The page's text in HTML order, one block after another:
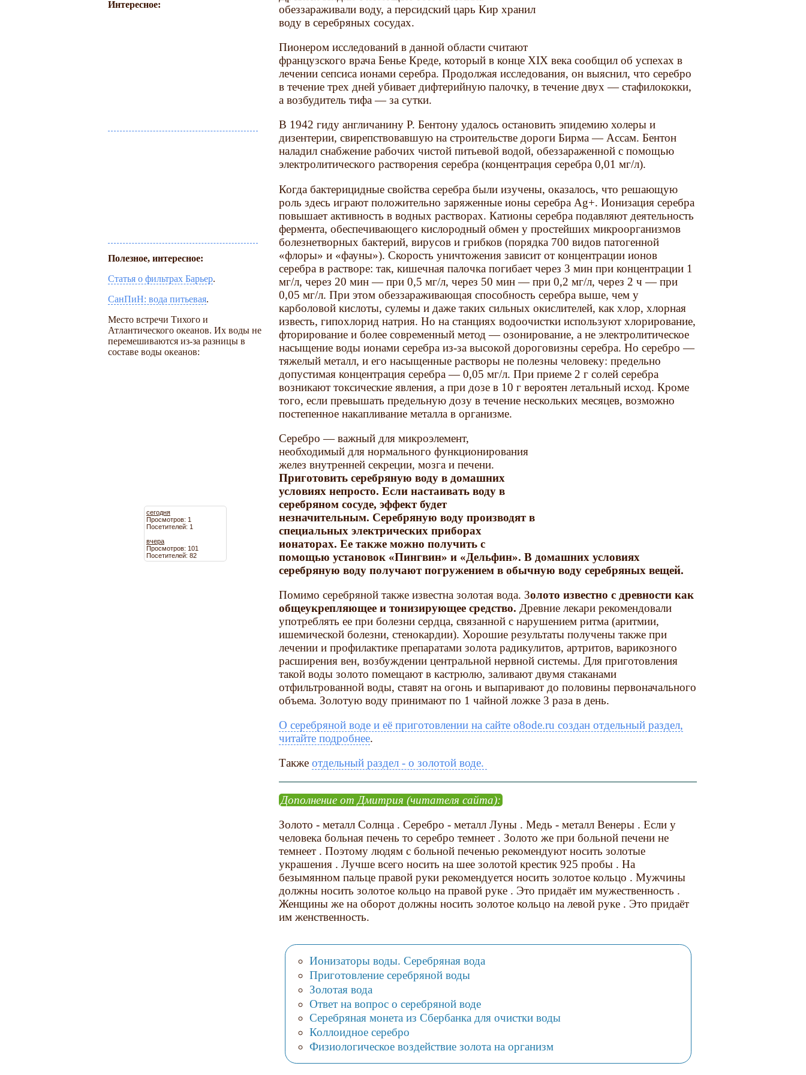
Интересное:
Полезное, интересное:
Статья о фильтрах Барьер.
СанПиН: вода питьевая.
Место встречи Тихого и
Атлантического океанов. Их воды не
перемешиваются из-за разницы в
составе воды океанов:
сегодня
Просмотров: 1
Посетителей: 1
вчера
Просмотров: 101
Посетителей: 82
обеззараживали воду, а персидский царь Кир хранил
воду в серебряных сосудах.
Пионером исследований в данной области считают
французского врача Бенье Креде, который в конце XIX века сообщил об успехах в
лечении сепсиса ионами серебра. Продолжая исследования, он выяснил, что серебро
в течение трех дней убивает дифтерийную палочку, в течение двух — стафилококки,
а возбудитель тифа — за сутки.
В 1942 гиду англичанину Р. Бентону удалось остановить эпидемию холеры и
дизентерии, свирепствовавшую на строительстве дороги Бирма — Ассам. Бентон
наладил снабжение рабочих чистой питьевой водой, обеззараженной с помощью
электролитического растворения серебра (концентрация серебра 0,01 мг/л).
Когда бактерицидные свойства серебра были изучены, оказалось, что решающую
роль здесь играют положительно заряженные ионы серебра Ag+. Ионизация серебра
повышает активность в водных растворах. Катионы серебра подавляют деятельность
фермента, обеспечивающего кислородный обмен у простейших микроорганизмов
болезнетворных бактерий, вирусов и грибков (порядка 700 видов патогенной
«флоры» и «фауны»). Скорость уничтожения зависит от концентрации ионов
серебра в растворе: так, кишечная палочка погибает через 3 мин при концентрации 1
мг/л, через 20 мин — при 0,5 мг/л, через 50 мин — при 0,2 мг/л, через 2 ч — при
0,05 мг/л. При этом обеззараживающая способность серебра выше, чем у
карболовой кислоты, сулемы и даже таких сильных окислителей, как хлор, хлорная
известь, гипохлорид натрия. Но на станциях водоочистки используют хлорирование,
фторирование и более современный метод — озонирование, а не электролитическое
насыщение воды ионами серебра из-за высокой дороговизны серебра. Но серебро —
тяжелый металл, и его насыщенные растворы не полезны человеку: предельно
допустимая концентрация серебра — 0,05 мг/л. При приеме 2 г солей серебра
возникают токсические явления, а при дозе в 10 г вероятен летальный исход. Кроме
того, если превышать предельную дозу в течение нескольких месяцев, возможно
постепенное накапливание металла в организме.
Серебро — важный для микроэлемент,
необходимый для нормального функционирования
желез внутренней секреции, мозга и печени.
Приготовить серебряную воду в домашних
условиях непросто. Если настаивать воду в
серебряном сосуде, эффект будет
незначительным. Серебряную воду производят в
специальных электрических приборах
ионаторах. Ее также можно получить с
помощью установок «Пингвин» и «Дельфин». В домашних условиях
серебряную воду получают погружением в обычную воду серебряных вещей.
Помимо серебряной также известна золотая вода. Золото известно с древности как
общеукрепляющее и тонизирующее средство. Древние лекари рекомендовали
употреблять ее при болезни сердца, связанной с нарушением ритма (аритмии,
ишемической болезни, стенокардии). Хорошие результаты получены также при
лечении и профилактике препаратами золота радикулитов, артритов, варикозного
расширения вен, возбуждении центральной нервной системы. Для приготовления
такой воды золото помещают в кастрюлю, заливают двумя стаканами
отфильтрованной воды, ставят на огонь и выпаривают до половины первоначального
объема. Золотую воду принимают по 1 чайной ложке 3 раза в день.
О серебряной воде и её приготовлении на сайте o8ode.ru создан отдельный раздел,
читайте подробнее.
Такжеотдельный раздел - о золотой воде.
Дополнение от Дмитрия (читателя сайта):
Золото - металл Солнца . Серебро - металл Луны . Медь - металл Венеры . Если у
человека больная печень то серебро темнеет . Золото же при больной печени не
темнеет . Поэтому людям с больной печенью рекомендуют носить золотые
украшения . Лучше всего носить на шее золотой крестик 925 пробы . На
безымянном пальце правой руки рекомендуется носить золотое кольцо . Мужчины
должны носить золотое кольцо на правой руке . Это придаёт им мужественность .
Женщины же на оборот должны носить золотое кольцо на левой руке . Это придаёт
им женственность.
Ионизаторы воды. Серебряная вода
Приготовление серебряной воды
Золотая вода
Ответ на вопрос о серебряной воде
Серебряная монета из Сбербанка для очистки воды
Коллоидное серебро
Физиологическое воздействие золота на организм